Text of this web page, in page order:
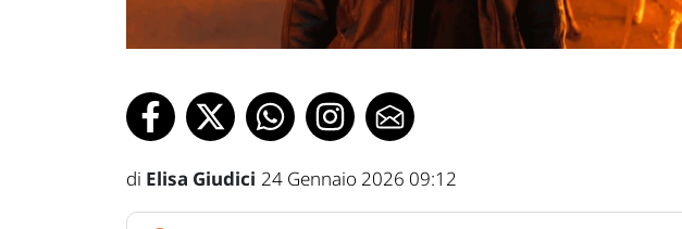
di Elisa Giudici 24 Gennaio 2026 09:12